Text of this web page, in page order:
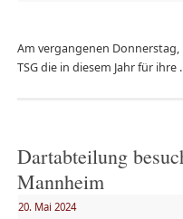
Am vergangenen
TSG die in diesem Jahr für ihre
Dartabteilung
Mannheim
20. Mai 2024